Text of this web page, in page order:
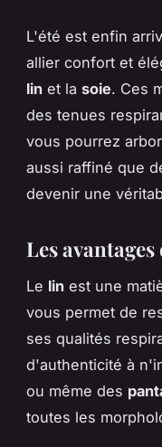
L'été est enfin
allier confort et
lin et la soie. Ces
des tenues
vous pourrez
aussi raffiné que
devenir une
Les
Le lin est une
vous permet de
ses qualités
d'authenticité à
ou même des
toutes les